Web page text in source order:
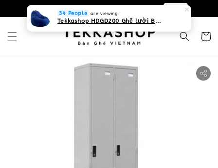
0931268840 Liên hệ với chúng tôi
34 People are viewing
Tekkashop HDGD200 Ghế lười Beanbag form truyền thống, chất liệu Olefin canvas kháng nước, màu xanh biển, có thể sử dụng trong nhà và cả ngoài trời, có quai xách